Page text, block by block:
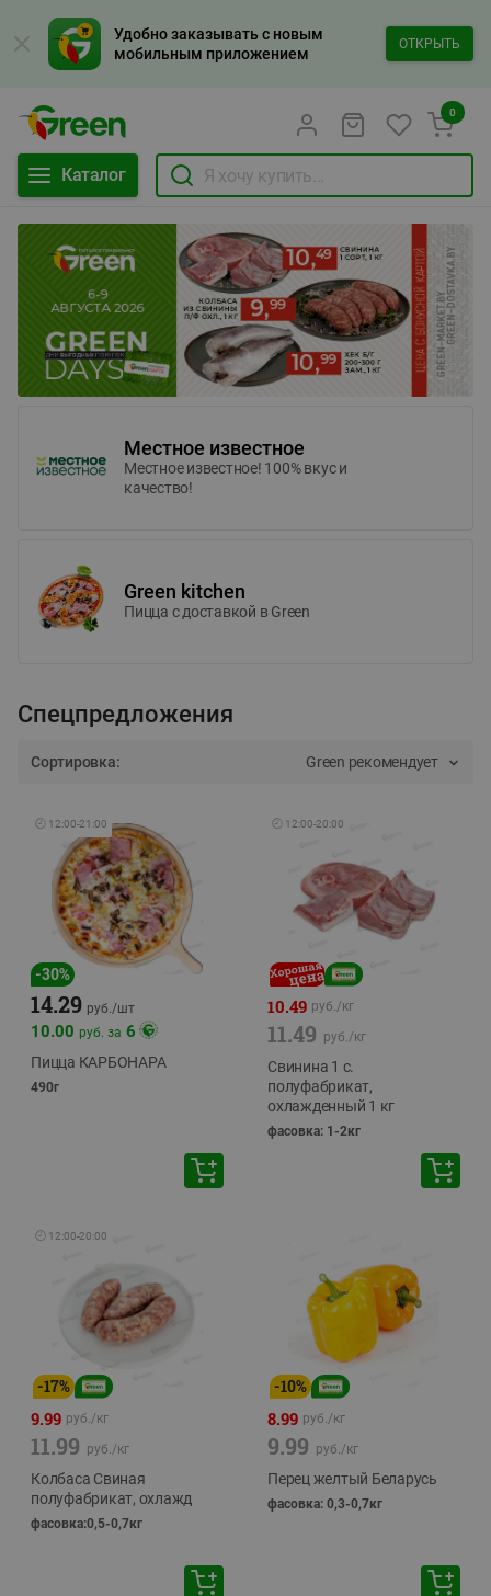
Удобно заказывать с новым
мобильным приложением
ОТКРЫТЬ
Каталог
0
Местное известное
Местное известное! 100% вкус и
качество!
Green kitchen
Пицца c доставкой в Green
Спецпредложения
Сортировка: Green рекомендует
🕘 12:00-21:00
-30%
14.29 руб./шт
10.00 руб. за 6
Пицца КАРБОНАРА
490г
🕘 12:00-20:00
10.49 руб./кг
11.49 руб./кг
Свинина 1 с.
полуфабрикат,
охлажденный 1 кг
фасовка: 1-2кг
🕘 12:00-20:00
-17%
9.99 руб./кг
11.99 руб./кг
Колбаса Свиная
полуфабрикат, охлажд
фасовка:0,5-0,7кг
-10%
8.99 руб./кг
9.99 руб./кг
Перец желтый Беларусь
фасовка: 0,3-0,7кг